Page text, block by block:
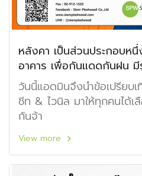
หลังคา เป็นส่วนประกอบห
อาคาร เพื่อกันแดดกันฝน
แตกต่างออกไป
วันนี้แอดมินจึงนำข้อเปรียบ
ชีท & ไวนิล มาให้ทุกคนได้เ
กันจ้า
View more